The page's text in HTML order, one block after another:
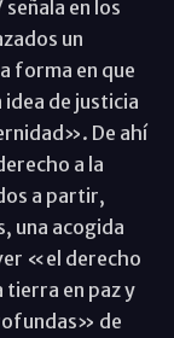
en los
un
forma en que
de justicia
De ahí
a la
a partir,
una acogida
«el derecho
tierra en paz y
de